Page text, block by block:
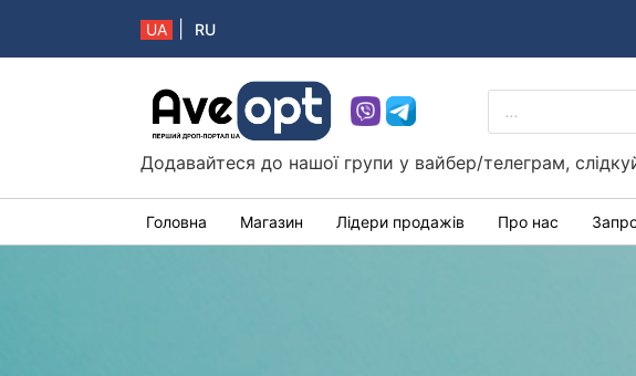
UA RU
Aveopt – оптова дропшипінг платформа в Україні
PRODUCTS
SEARCH
Додавайтеся до нашої групи у вайбер/телеграм,
Головна Магазин Лідери продажів Про нас